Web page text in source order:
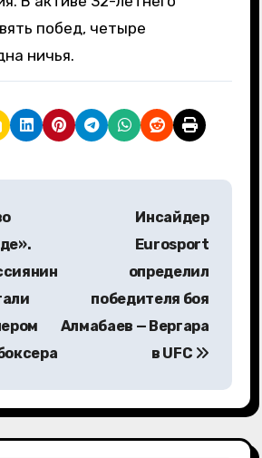
побед, четыре
ничья.
Инсайдер
Eurosport
определил
победителя боя
Алмабаев — Вергара
в UFC